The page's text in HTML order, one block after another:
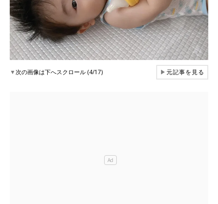
▼次の画像は下へスクロール (4/17) ▶元記事を見る